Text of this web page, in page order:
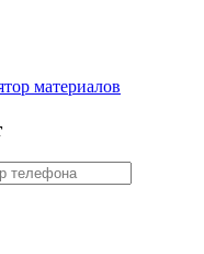
материалов